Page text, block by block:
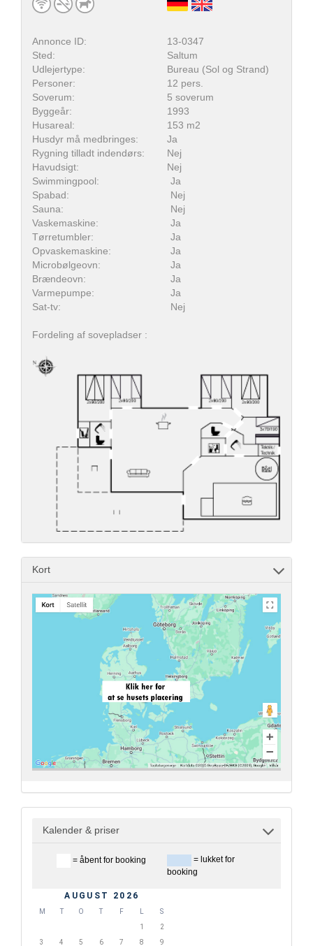
Annonce ID:
13-0347
Sted:
Saltum
Udlejertype:
Bureau (Sol og Strand)
Personer:
12 pers.
Soverum:
5 soverum
Byggeår:
1993
Husareal:
153 m2
Husdyr må medbringes:
Ja
Rygning tilladt indendørs:
Nej
Havudsigt:
Nej
Swimmingpool:
Ja
Spabad:
Nej
Sauna:
Nej
Vaskemaskine:
Ja
Tørretumbler:
Ja
Opvaskemaskine:
Ja
Microbølgeovn:
Ja
Brændeovn:
Ja
Varmepumpe:
Ja
Sat-tv:
Nej
Fordeling af sovepladser :
Kort
Kalender & priser
= åbent for booking
= lukket for
booking
AUGUST 2026
M T O T F
S
1
2
3
4 5 6 7 8 9